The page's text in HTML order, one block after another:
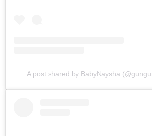
A post shared by BabyNaysha